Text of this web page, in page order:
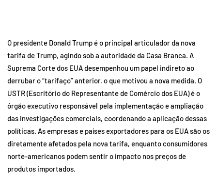
O presidente Donald Trump é o principal articulador da nova
tarifa de Trump, agindo sob a autoridade da Casa Branca. A
Suprema Corte dos EUA desempenhou um papel indireto ao
derrubar o “tarifaço” anterior, o que motivou a nova medida. O
USTR (Escritório do Representante de Comércio dos EUA) é o
órgão executivo responsável pela implementação e ampliação
das investigações comerciais, coordenando a aplicação dessas
políticas. As empresas e países exportadores para os EUA são os
diretamente afetados pela nova tarifa, enquanto consumidores
norte-americanos podem sentir o impacto nos preços de
produtos importados.